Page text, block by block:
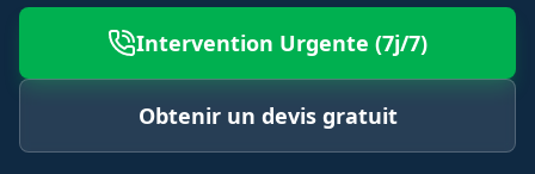
Intervention Urgente (7j/7)
Obtenir un devis gratuit